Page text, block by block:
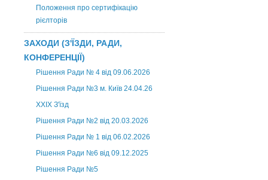
Положення про сертифікацію
рієлторів
ЗАХОДИ (З'ЇЗДИ, РАДИ,
КОНФЕРЕНЦІЇ)
Рішення Ради № 4 від 09.06.2026
Рішення Ради №3 м. Київ 24.04.26
XXІХ З'їзд
Рішення Ради №2 від 20.03.2026
Рішення Ради № 1 від 06.02.2026
Рішення Ради №6 від 09.12.2025
Рішення Ради №5